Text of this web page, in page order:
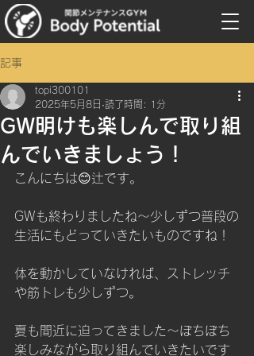
記事
GW明けも楽しんで取り組
んでいきましょう！
topi300101
2025年5月8日 読了時間: 1分
こんにちは😊辻です。
GWも終わりましたね～少しずつ普段の
生活にもどっていきたいものですね！
体を動かしていなければ、ストレッチ
や筋トレも少しずつ。
夏も間近に迫ってきました～ぼちぼち
楽しみながら取り組んでいきたいです